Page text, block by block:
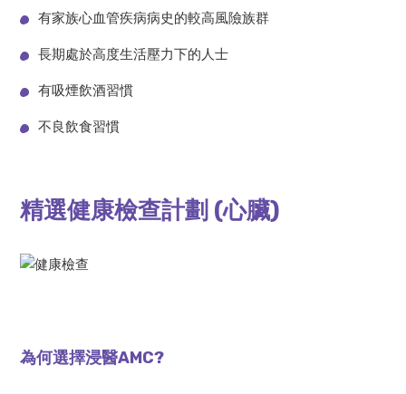
有家族心血管疾病病史的較高風險族群
長期處於高度生活壓力下的人士
有吸煙飲酒習慣
不良飲食習慣
精選健康檢查計劃 (心臟)
為何選擇浸醫AMC?